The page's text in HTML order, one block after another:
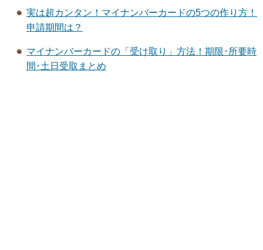
実は超カンタン！マイナンバーカードの5つの作り方！
申請期間は？
マイナンバーカードの「受け取り」方法！期限･所要時
間･土日受取まとめ